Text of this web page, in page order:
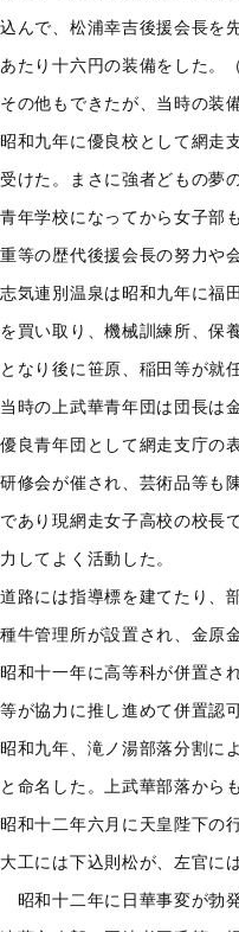
込んで、松浦幸吉後援会長を
あたり十六円の装備をした。
その他もできたが、当時の装
昭和九年に優良校として網走
受けた。まさに強者どもの夢
青年学校になってから女子部
重等の歴代後援会長の努力や
志気連別温泉は昭和九年に福
を買い取り、機械訓練所、保
となり後に笹原、稲田等が就
当時の上武華青年団は団長は
優良青年団として網走支庁の
研修会が催され、芸術品等も
であり現網走女子高校の校長
力してよく活動した。
道路には指導標を建てたり、
種牛管理所が設置され、金原
昭和十一年に高等科が併置さ
等が協力に推し進めて併置認
昭和九年、滝ノ湯部落分割に
と命名した。上武華部落から
昭和十二年六月に天皇陛下の
大工には下込則松が、左官に
昭和十二年に日華事変が勃